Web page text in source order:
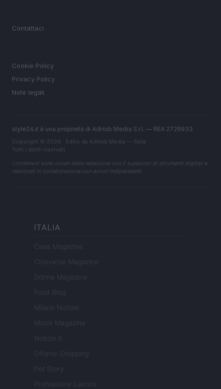
Contattaci
Cookie Policy
Privacy Policy
Note legali
style24.it è una proprietà di AdHub Media S.r.l. — REA 2729933
Copyright © 2026 · Edito da AdHub Media — Italia
Tutti i diritti riservati
I contenuti sono curati dalla redazione con il supporto di strumenti digitali e
realizzati in collaborazione con autori indipendenti.
ITALIA
Casa Magazine
Cineverse Magazine
Donne Magazine
Food Blog
Milano Notizie
Motor Magazine
Notizie.it
Offerte Shopping
Pet Story
Professione Lavoro